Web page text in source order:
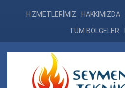
HİZMETLERİMİZ HAKKIMIZDA
TÜM BÖLGELER